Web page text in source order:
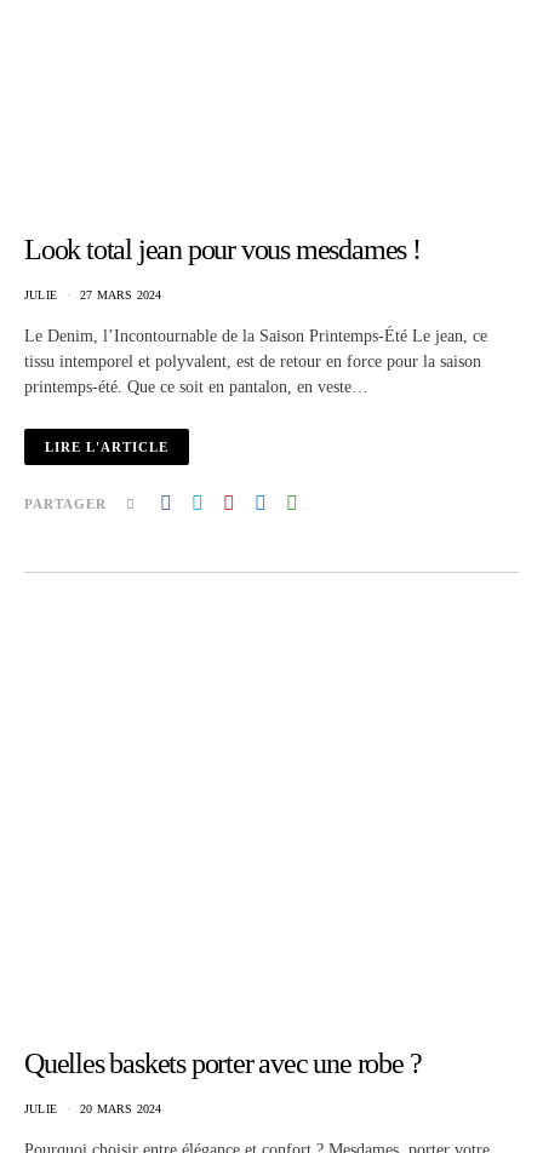
Look total jean pour vous mesdames !
JULIE 27 MARS 2024
Le Denim, l’Incontournable de la Saison Printemps-Été Le jean, ce
tissu intemporel et polyvalent, est de retour en force pour la saison
printemps-été. Que ce soit en pantalon, en veste…
LIRE L'ARTICLE
PARTAGER
Quelles baskets porter avec une robe ?
JULIE 20 MARS 2024